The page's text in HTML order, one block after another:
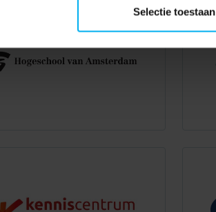
Selectie toestaan